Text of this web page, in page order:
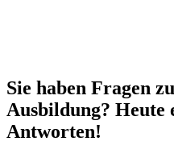
Sie haben Fragen
Ausbildung? Heute
Antworten!